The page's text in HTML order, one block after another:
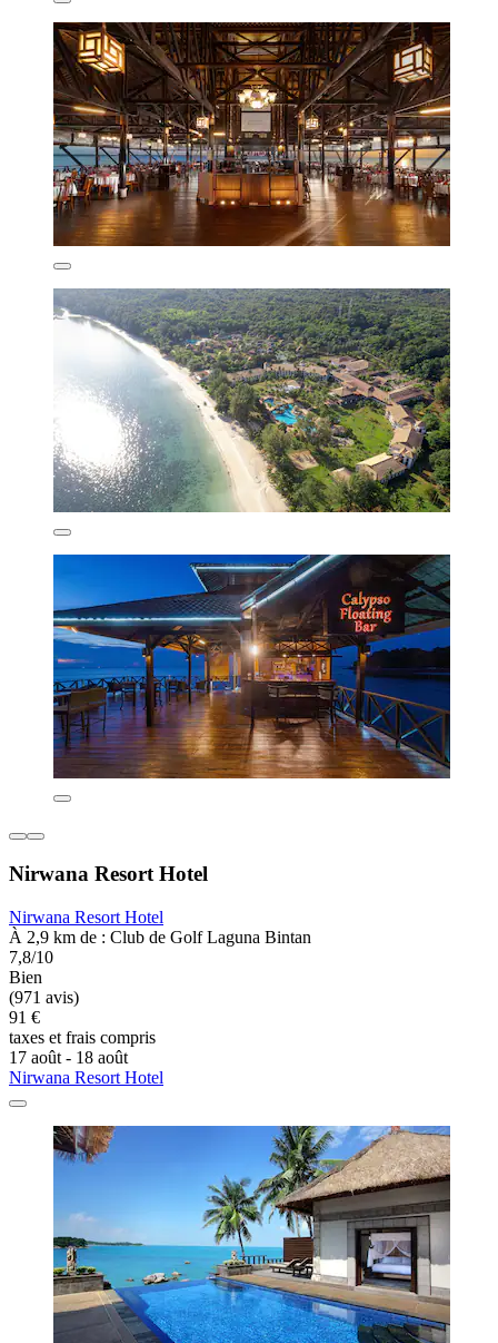
Nirwana Resort Hotel
Nirwana Resort Hotel
À 2,9 km de : Club de Golf Laguna Bintan
7,8/10
Bien
(971 avis)
91 €
taxes et frais compris
17 août - 18 août
Nirwana Resort Hotel